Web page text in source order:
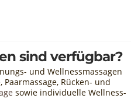
sind verfügbar?
und Wellnessmassagen
Rücken- und
sowie individuelle Wellness-